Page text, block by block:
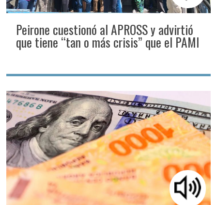
Peirone cuestionó al APROSS y advirtió
que tiene “tan o más crisis” que el PAMI